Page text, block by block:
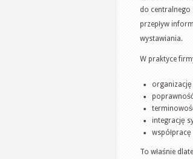
do centralnego
przepływ
wystawiania.
W praktyce
organizację
integrację
To właśnie